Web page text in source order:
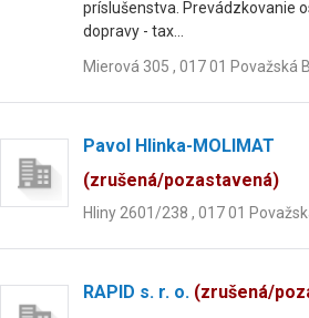
príslušenstva. Prevádzkovanie
dopravy - tax...
Mierová 305 , 017 01 Považská
Pavol Hlinka-MOLIMAT
(zrušená/pozastavená)
Hliny 2601/238 , 017 01
RAPID s. r. o. (zrušená/